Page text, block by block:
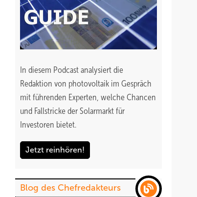
In diesem Podcast analysiert die
Redaktion von photovoltaik im Gespräch
mit führenden Experten, welche Chancen
und Fallstricke der Solarmarkt für
Investoren bietet.
Jetzt reinhören!
Blog des Chefredakteurs